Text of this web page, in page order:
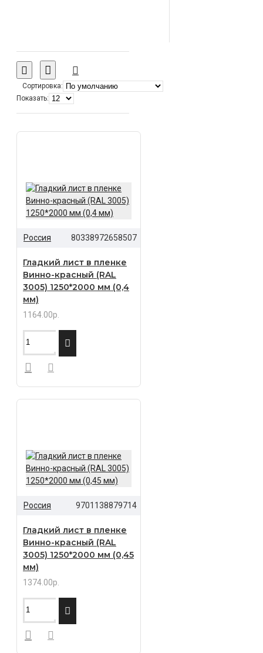
Сортировка:
Показать:
Россия 80338972658507
Гладкий лист в пленке
Винно-красный (RAL
3005) 1250*2000 мм (0,4
мм)
1164.00р.
Россия 9701138879714
Гладкий лист в пленке
Винно-красный (RAL
3005) 1250*2000 мм (0,45
мм)
1374.00р.